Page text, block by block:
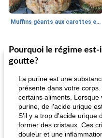
Muffins géants aux carottes et à la banane de Nif
30min
Marques de confiance: recettes et
astuces
Pourquoi le régime
goutte?
La purine est une
présente dans votre
certains aliments. Lorsque
purine, de l'acide urique
S'il y a trop d'acide urique
former des cristaux. Ces
douleur et une